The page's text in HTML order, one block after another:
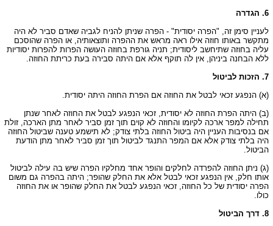
6. הגדרה
לעניין סימן זה, "הפרה יסודית" - הפרה שניתן להניח לגביה שאדם סביר לא היה
מתקשר באותו חוזה אילו ראה מראש את ההפרה ותוצאותיה, או הפרה שהוסכם
עליה בחוזה שתיחשב ליסודית; תניה גורפת בחוזה העושה הפרות להפרות יסודיות
ללא הבחנה ביניהן, אין לה תוקף אלא אם היתה סבירה בעת כריתת החוזה.
7. הזכות לביטול
(א) הנפגע זכאי לבטל את החוזה אם הפרת החוזה היתה יסודית.
(ב) היתה הפרת החוזה לא יסודית, זכאי הנפגע לבטל את החוזה לאחר שנתן
תחילה למפר ארכה לקיומו והחוזה לא קוים תוך זמן סביר לאחר מתן הארכה, זולת
אם בנסיבות העניין היה ביטול החוזה בלתי צודק; לא תישמע טענה שביטול החוזה
היה בלתי צודק אלא אם המפר התנגד לביטול תוך זמן סביר לאחר מתן הודעת
הביטול.
(ג) ניתן החוזה להפרדה לחלקים והופר אחד מחלקיו הפרה שיש בה עילה לביטול
אותו חלק, אין הנפגע זכאי לבטל אלא את החלק שהופר; היתה בהפרה גם משום
הפרה יסודית של כל החוזה, זכאי הנפגע לבטל את החלק שהופר או את החוזה
כולו.
8. דרך הביטול